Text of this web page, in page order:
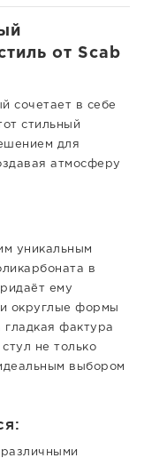
от Scab
сочетает в себе
стильный
для
атмосферу
уникальным
в
ему
и округлые формы
фактура
не только
выбором